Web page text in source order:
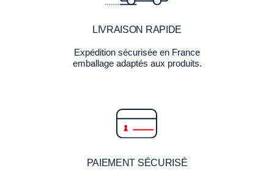
LIVRAISON RAPIDE
Expédition sécurisée en France
emballage adaptés aux produits.
PAIEMENT SÉCURISÉ